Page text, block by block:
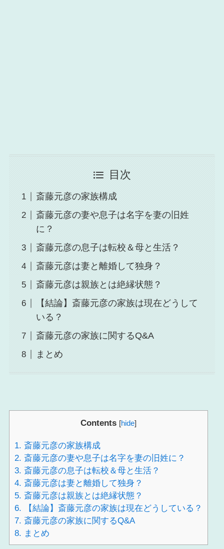
目次
斎藤元彦の家族構成
斎藤元彦の妻や息子は名字を妻の旧姓
に？
斎藤元彦の息子は転校＆母と生活？
斎藤元彦は妻と離婚して独身？
斎藤元彦は親族とは絶縁状態？
【結論】斎藤元彦の家族は現在どうして
いる？
斎藤元彦の家族に関するQ&A
まとめ
Contents [hide]
1. 斎藤元彦の家族構成
2. 斎藤元彦の妻や息子は名字を妻の旧姓に？
3. 斎藤元彦の息子は転校＆母と生活？
4. 斎藤元彦は妻と離婚して独身？
5. 斎藤元彦は親族とは絶縁状態？
6. 【結論】斎藤元彦の家族は現在どうしている？
7. 斎藤元彦の家族に関するQ&A
8. まとめ